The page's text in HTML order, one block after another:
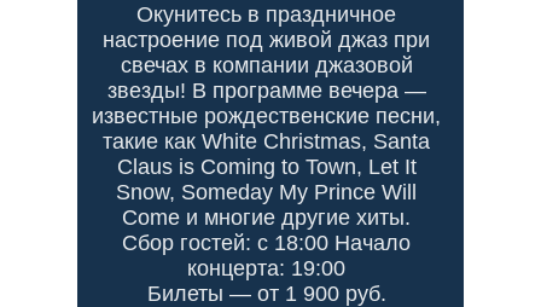
Окунитесь в праздничное
настроение под живой джаз при
свечах в компании джазовой
звезды! В программе вечера —
известные рождественские песни,
такие как White Christmas, Santa
Claus is Coming to Town, Let It
Snow, Someday My Prince Will
Come и многие другие хиты.
Сбор гостей: c 18:00 Начало
концерта: 19:00
Билеты — от 1 900 руб.